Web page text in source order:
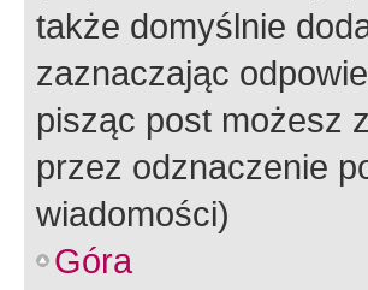
także domyślnie
zaznaczając
pisząc post możesz
przez odznaczenie
wiadomości)
Góra